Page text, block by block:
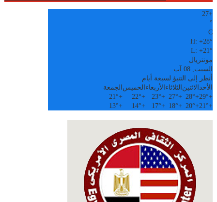
+
27
°
C
H:+28°
L:+21°
مونتريال
السبت, 08 آب
أنظر إلى التنبؤ لسبعة أيام
الأحد الاثنينالثلاثاءالأربعاءالخميسالجمعة
+
29°
+
28°
+
27°
+
23°
+
22°
+
21°
+
21°
+
20°
+
18°
+
17°
+
14°
+
13°